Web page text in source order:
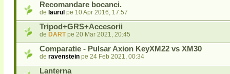
Recomandare bocanci.
de laurul pe 10 Apr 2016, 17:57
Tripod+GRS+Accesorii
de DARTpe 20 Mar 2021, 20:45
Comparatie - Pulsar Axion KeyXM22 vs XM30
de ravenstein pe 24 Feb 2021, 00:34
Lanterna